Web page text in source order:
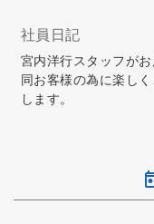
社員日記
宮内洋行スタッフが
同お客様の為に楽し
します。